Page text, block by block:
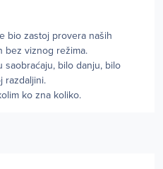
bio zastoj provera naših
bez viznog režima.
saobraćaju, bilo danju, bilo
razdaljini.
ko zna koliko.